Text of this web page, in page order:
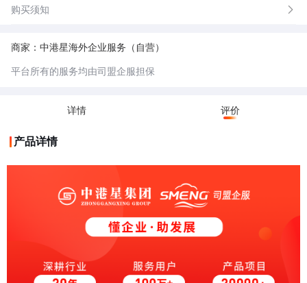
购买须知
商家：中港星海外企业服务（自营）
平台所有的服务均由司盟企服担保
详情 评价
产品详情